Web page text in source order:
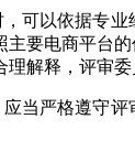
可以依据专
要电商平台
解释，评审
当严格遵守